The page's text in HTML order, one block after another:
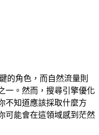
的角色，而自然流量則
一。然而，搜尋引擎優化
不知道應該採取什麼方
可能會在這領域感到茫然